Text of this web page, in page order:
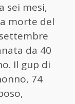
sei mesi,
morte del
da 40
Il gup di
74